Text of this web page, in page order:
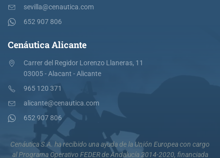
sevilla@cenautica.com
652 907 806
Cenáutica Alicante
Carrer del Regidor Lorenzo Llaneras, 11
03005 - Alacant - Alicante
965 120 371
alicante@cenautica.com
652 907 806
Cenáutica S.A. ha recibido una ayuda de la Unión Europea con cargo
al Programa Operativo FEDER de Andalucía 2014-2020, financiada